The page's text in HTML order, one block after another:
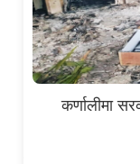
कर्णालीमा